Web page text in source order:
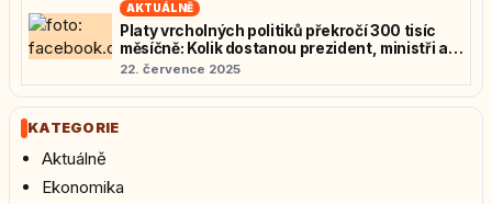
AKTUÁLNĚ
Platy vrcholných politiků překročí 300 tisíc
měsíčně: Kolik dostanou prezident, ministři a
poslanci?
22. července 2025
KATEGORIE
Aktuálně
Ekonomika